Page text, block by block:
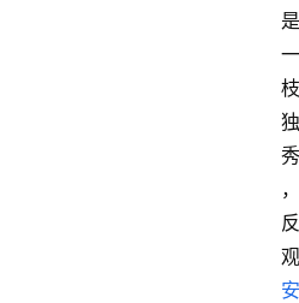
是
一
枝
独
秀
，
反
观
安